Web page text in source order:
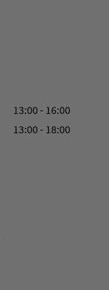
13:00 - 16:00
13:00 - 18:00